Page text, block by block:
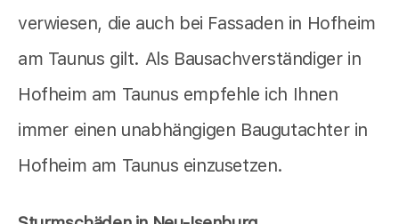
verwiesen, die auch bei Fassaden in Hofheim
am Taunus gilt. Als Bausachverständiger in
Hofheim am Taunus empfehle ich Ihnen
immer einen unabhängigen Baugutachter in
Hofheim am Taunus einzusetzen.